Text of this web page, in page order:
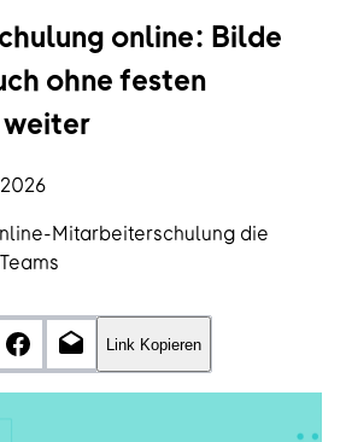
online: Bilde
ohne festen
Mitarbeiterschulung die
Link Kopieren